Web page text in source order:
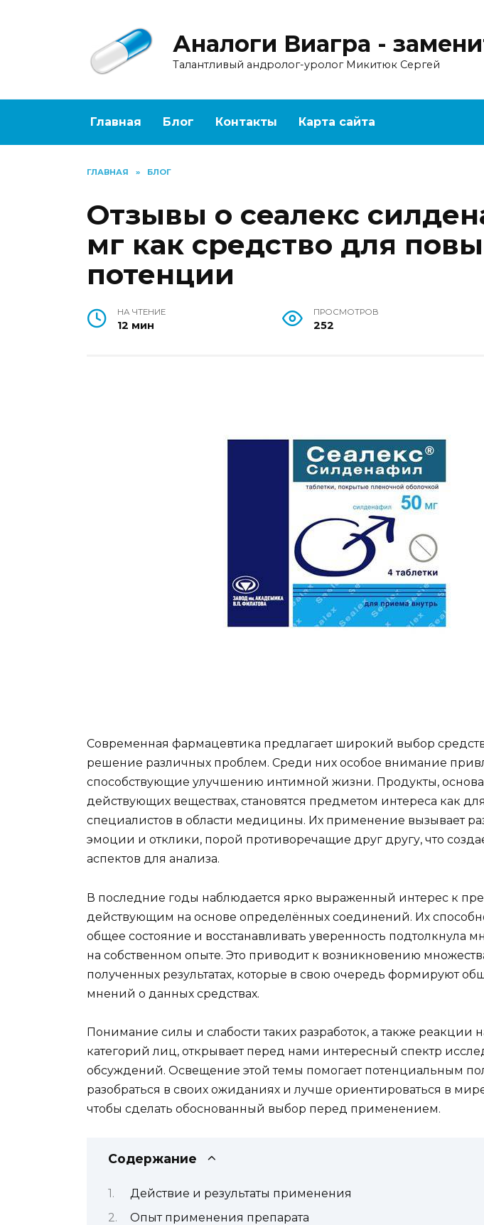
Аналоги Виагра -
Талантливый андролог-уролог Микитюк Сергей
Главная Блог Контакты Карта сайта
ГЛАВНАЯ » БЛОГ
Отзывы о сеалекс
мг как средство для
потенции
НА ЧТЕНИЕ
12 мин
ПРОСМОТРОВ
252
Современная фармацевтика предлагает широкий выбор
решение различных проблем. Среди них особое внимание
способствующие улучшению интимной жизни. Продукты,
действующих веществах, становятся предметом интереса как
специалистов в области медицины. Их применение вызывает
эмоции и отклики, порой противоречащие друг другу, что
аспектов для анализа.
В последние годы наблюдается ярко выраженный интерес к
действующим на основе определённых соединений. Их
общее состояние и восстанавливать уверенность подтолкнула
на собственном опыте. Это приводит к возникновению
полученных результатах, которые в свою очередь формируют
мнений о данных средствах.
Понимание силы и слабости таких разработок, а также реакции
категорий лиц, открывает перед нами интересный спектр
обсуждений. Освещение этой темы помогает потенциальным
разобраться в своих ожиданиях и лучше ориентироваться в
чтобы сделать обоснованный выбор перед применением.
Содержание
Действие и результаты применения
Опыт применения препарата